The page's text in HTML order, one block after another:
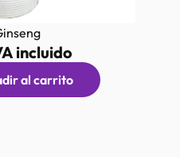
incluido
al carrito